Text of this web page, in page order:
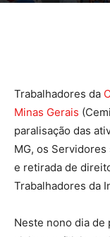
Trabalhadores da
Minas Gerais
paralisação das
MG, os
e retirada de
Trabalhadores da
Neste nono dia de